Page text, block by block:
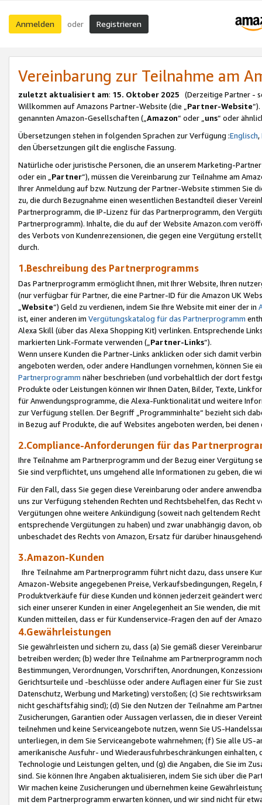
Anmelden oder Registrieren
Vereinbarung zur Teilnahme am
zuletzt aktualisiert am: 15. Oktober 2025 (Derzeitige Partner -
Willkommen auf Amazons Partner-Website (die „Partner-Website
genannten Amazon-Gesellschaften („Amazon“ oder „uns“ oder
Übersetzungen stehen in folgenden Sprachen zur Verfügung :Englisch,
den Übersetzungen gilt die englische Fassung.
Natürliche oder juristische Personen, die an unserem Marketing-
oder ein „Partner“), müssen die Vereinbarung zur Teilnahme am
Ihrer Anmeldung auf bzw. Nutzung der Partner-Website stimmen Sie
zu, die durch Bezugnahme einen wesentlichen Bestandteil dieser
Partnerprogramm, die IP-Lizenz für das Partnerprogramm, den
Partnerprogramm). Inhalte, die du auf der Website Amazon.com
des Verbots von Kundenrezensionen, die gegen eine Vergütung
durch.
1.Beschreibung des Partnerprogramms
Das Partnerprogramm ermöglicht Ihnen, mit Ihrer Website, Ihren
(nur verfügbar für Partner, die eine Partner-ID für die Amazon UK
Website“) Geld zu verdienen, indem Sie Ihre Website mit einer der in
ist, einer anderen im Vergütungskatalog für das Partnerprogramm
Alexa Skill (über das Alexa Shopping Kit) verlinken. Entsprechende
markierten Link-Formate verwenden („ Partner-Links“).
Wenn unsere Kunden die Partner-Links anklicken oder sich damit
angeboten werden, oder andere Handlungen vornehmen, können Sie
Partnerprogramm näher beschrieben (und vorbehaltlich der dort
Produkte oder Leistungen können wir Ihnen Daten, Bilder, Texte,
für Anwendungsprogramme, die Alexa-Funktionalität und weitere
zur Verfügung stellen. Der Begriff „Programminhalte“ bezieht sich
in Bezug auf Produkte, die auf Websites angeboten werden, bei
2.Compliance-Anforderungen für das
Ihre Teilnahme am Partnerprogramm und der Bezug einer Vergütung
Sie sind verpflichtet, uns umgehend alle Informationen zu geben, die
Für den Fall, dass Sie gegen diese Vereinbarung oder andere
uns zur Verfügung stehenden Rechten und Rechtsbehelfen, das
Vergütungen ohne weitere Ankündigung (soweit nach geltendem
entsprechende Vergütungen zu haben) und zwar unabhängig davon,
unbeschadet des Rechts von Amazon, Ersatz für darüber
3.Amazon-Kunden
Ihre Teilnahme am Partnerprogramm führt nicht dazu, dass unsere
Amazon-Website angegebenen Preise, Verkaufsbedingungen,
Produktverkäufe für diese Kunden und können jederzeit geändert
sich einer unserer Kunden in einer Angelegenheit an Sie wenden, die
Kunden mitteilen, dass er für Kundenservice-Fragen den auf der
4.Gewährleistungen
Sie gewährleisten und sichern zu, dass (a) Sie gemäß dieser
betreiben werden; (b) weder Ihre Teilnahme am Partnerprogramm
Bestimmungen, Verordnungen, Vorschriften, Anordnungen,
Gerichtsurteile und -beschlüsse oder andere Auflagen einer für Sie
Datenschutz, Werbung und Marketing) verstoßen; (c) Sie
nicht geschäftsfähig sind); (d) Sie den Nutzen der Teilnahme am
Zusicherungen, Garantien oder Aussagen verlassen, die in dieser
teilnehmen und keine Serviceangebote nutzen, wenn Sie US-
unterliegen, in dem Sie Serviceangebote wahrnehmen; (f) Sie alle
amerikanische Ausfuhr- und Wiederausfuhrbeschränkungen
Technologie und Leistungen gelten, und (g) die Angaben, die Sie im
sind. Sie können Ihre Angaben aktualisieren, indem Sie sich über die
Wir machen keine Zusicherungen und übernehmen keine
mit dem Partnerprogramm erwarten können, und wir sind nicht für